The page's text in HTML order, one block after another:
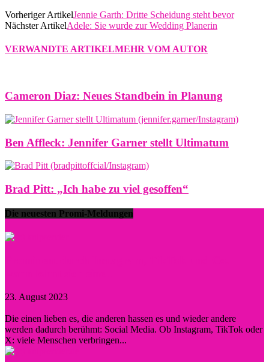
Vorheriger ArtikelJennie Garth: Dritte Scheidung steht bevor
Nächster ArtikelAdele: Sie wurde zur Wedding Planerin
VERWANDTE ARTIKELMEHR VOM AUTOR
Cameron Diaz: Neues Standbein in Planung
Ben Affleck: Jennifer Garner stellt Ultimatum
Brad Pitt: „Ich habe zu viel gesoffen“
Die neuesten Promi-Meldungen
23. August 2023
Die einen lieben es, die anderen hassen es und wieder andere
werden dadurch berühmt: Social Media. Ob Instagram, TikTok oder
X: viele Menschen verbringen...